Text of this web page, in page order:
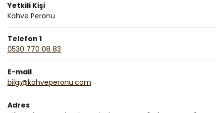
Yetkili Kişi
Kahve Peronu
Telefon 1
0530 770 08 83
E-mail
bilgi@kahveperonu.com
Adres